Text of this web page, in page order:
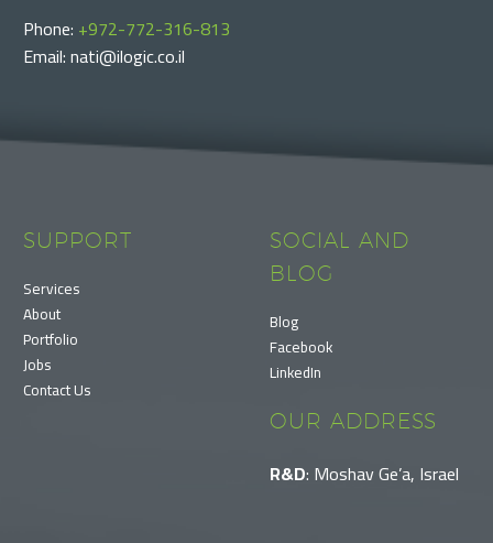
Phone: +972-772-316-813
Email: nati@ilogic.co.il
SUPPORT
Services
About
Portfolio
Jobs
Contact Us
SOCIAL AND
BLOG
Blog
Facebook
LinkedIn
OUR ADDRESS
R&D: Moshav Ge’a, Israel